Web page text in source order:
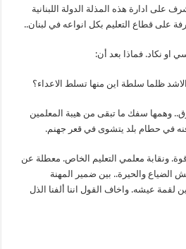
على ادارة هذه المذلة الدولة اللبنانية
على قطاع التعليم بكل انواعه في لبنان..
او نكاد. فماذا بعد أن:
وهمها سفك ما تبقى من هيبة المعلمين
في حطام بلد يتشوى في قعر جهنم.
قوة. ونقابة معلمي التعليم الخاص. معطلة عن
والحيرة.. بين ضمير المهنة
لقمة عيشه. واخاف القول اننا ألفنا الذل